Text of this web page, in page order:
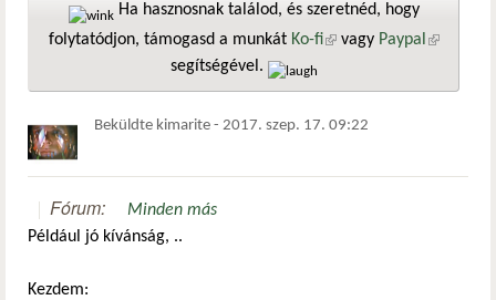
Ha hasznosnak találod, és szeretnéd, hogy
folytatódjon, támogasd a munkát Ko-fi(külső hivatkozás)
vagy Paypal
segítségével.
Beküldte kimarite - 2017. szep. 17. 09:22
Fórum:
Minden más
Például jó kívánság, ..
Kezdem: